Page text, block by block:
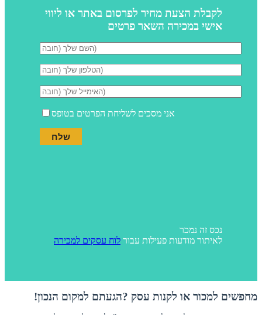
לקבלת הצעת מחיר לפרסום באתר או ליווי
אישי במכירה השאר פרטים
אני מסכים לשליחת הפרטים בטופס
נכס זה נמכר
לאיתור מודעות פעילות עבור לוח עסקים למכירה
מחפשים למכור או לקנות עסק ?הגעתם למקום הנכון!